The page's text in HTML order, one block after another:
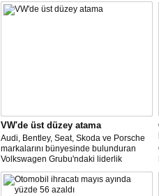
VW'de üst düzey atama
Audi, Bentley, Seat, Skoda ve Porsche
markalarını bünyesinde bulunduran
Volkswagen Grubu'ndaki liderlik
değişiminin şirketin güçlü işçi
temsilcileriyle maliyet indirimini
müzakere etmeye çalıştığı bir zamanda